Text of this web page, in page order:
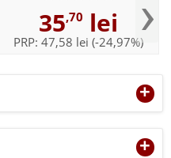
+
+
John C. Maxw...
35,70 lei
PRP: 47,58 lei (-24,97%)›